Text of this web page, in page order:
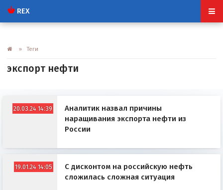
REX
» Теги
экспорт нефти
20.03.24 14:39
Аналитик назвал причины
наращивания экспорта нефти из
России
19.01.24 14:05
С дисконтом на российскую нефть
сложилась сложная ситуация